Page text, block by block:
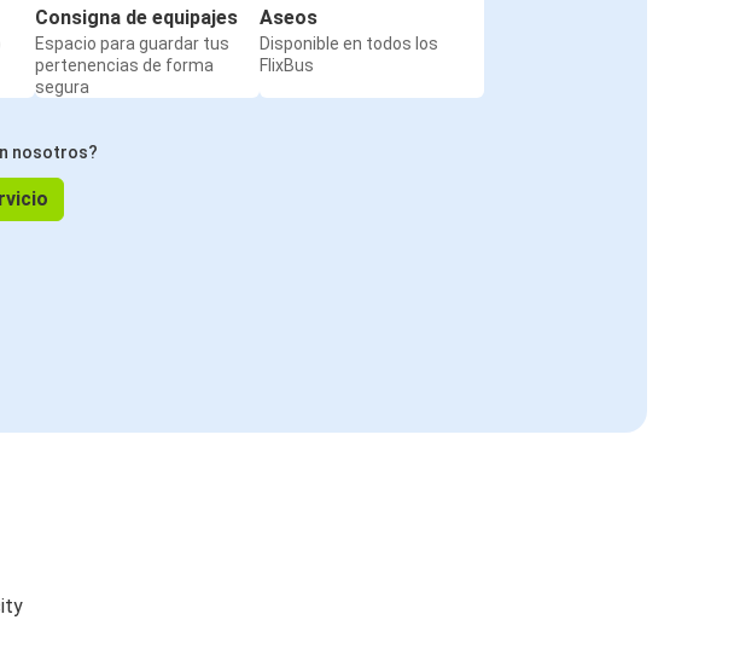
Consigna de equipajes
Espacio para guardar tus
pertenencias de forma
segura
Aseos
Disponible en todos los
FlixBus
nosotros?